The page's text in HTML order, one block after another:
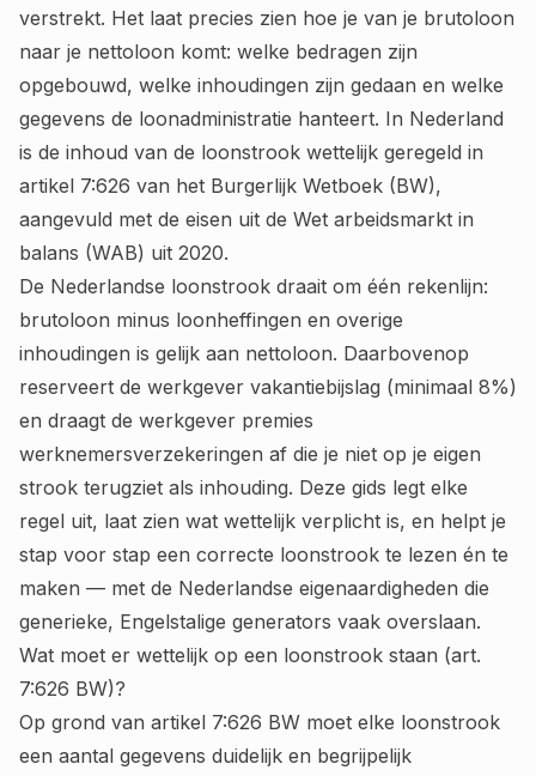
verstrekt. Het laat precies zien hoe je van je brutoloon
naar je nettoloon komt: welke bedragen zijn
opgebouwd, welke inhoudingen zijn gedaan en welke
gegevens de loonadministratie hanteert. In Nederland
is de inhoud van de loonstrook wettelijk geregeld in
artikel 7:626 van het Burgerlijk Wetboek (BW),
aangevuld met de eisen uit de Wet arbeidsmarkt in
balans (WAB) uit 2020.
De Nederlandse loonstrook draait om één rekenlijn:
brutoloon minus loonheffingen en overige
inhoudingen is gelijk aan nettoloon. Daarbovenop
reserveert de werkgever vakantiebijslag (minimaal 8%)
en draagt de werkgever premies
werknemersverzekeringen af die je niet op je eigen
strook terugziet als inhouding. Deze gids legt elke
regel uit, laat zien wat wettelijk verplicht is, en helpt je
stap voor stap een correcte loonstrook te lezen én te
maken — met de Nederlandse eigenaardigheden die
generieke, Engelstalige generators vaak overslaan.
Wat moet er wettelijk op een loonstrook staan (art.
7:626 BW)?
Op grond van artikel 7:626 BW moet elke loonstrook
een aantal gegevens duidelijk en begrijpelijk